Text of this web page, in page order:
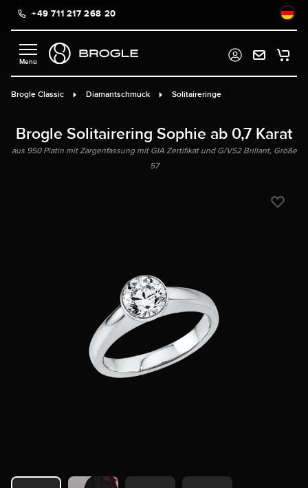
springen
+49 711 217 268 20
Brogle Classic Diamantschmuck Solitaireringe
Brogle Solitairering Sophie ab 0,7 Karat
aus 950 Platin mit Zargenfassung mit GIA Zertifikat und G/VS2 Brillant, Größe
57